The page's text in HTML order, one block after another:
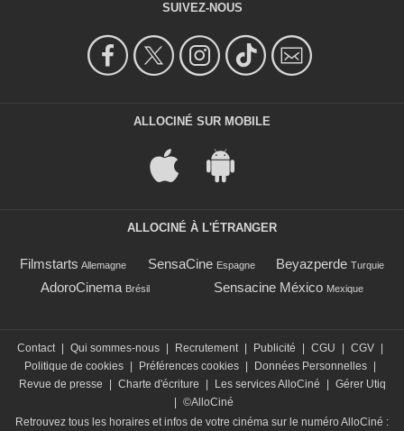
SUIVEZ-NOUS
ALLOCINÉ SUR MOBILE
ALLOCINÉ À L'ÉTRANGER
Filmstarts Allemagne SensaCine Espagne Beyazperde Turquie
AdoroCinema Brésil Sensacine México Mexique
Contact Qui sommes-nous Recrutement Publicité CGU CGV
Politique de cookies
Préférences cookies Données Personnelles
Revue de presse
Charte d'écriture Les services AlloCiné
Gérer Utiq
©AlloCiné
Retrouvez tous les horaires et infos de votre cinéma sur le numéro AlloCiné :